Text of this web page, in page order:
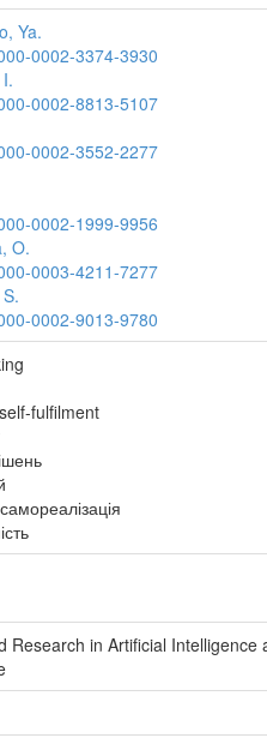
Ya.
0002-3374-3930
0002-8813-5107
0002-3552-2277
0002-1999-9956
O.
0003-4211-7277
0002-9013-9780
fulfilment
Research in Artificial Intelligence